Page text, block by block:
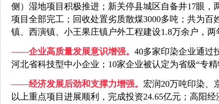
侧）湿地项目积极推进；新关停县城区自备井17眼
项目全部完工；回收处置劣质散煤3000多吨；共为
镇、西演镇、小王果庄镇户外工程建设1.8万余户，
——企业高质量发展意识增强。 40多家印染企业通过
河北省科技型中小企业；10家企业被认定为省级“专
——经济发展后劲和支撑力增强。 宏润20万吨印染、
以上重点项目进展顺利，完成投资24.65亿元；高阳